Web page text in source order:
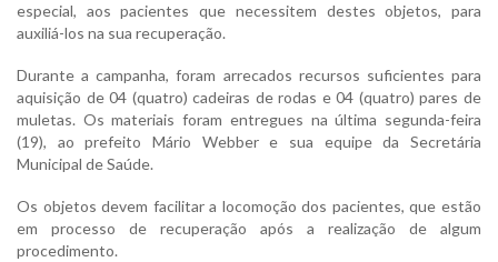
especial, aos pacientes que necessitem destes objetos, para
auxiliá-los na sua recuperação.
Durante a campanha, foram arrecados recursos suficientes para
aquisição de 04 (quatro) cadeiras de rodas e 04 (quatro) pares de
muletas. Os materiais foram entregues na última segunda-feira
(19), ao prefeito Mário Webber e sua equipe da Secretária
Municipal de Saúde.
Os objetos devem facilitar a locomoção dos pacientes, que estão
em processo de recuperação após a realização de algum
procedimento.